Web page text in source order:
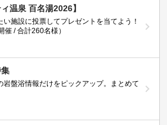
ィ温泉 百名湯2026】
い施設に投票してプレゼントを当てよう！
催 / 合計260名様）
岩盤浴情報だけをピックアップ。まとめて